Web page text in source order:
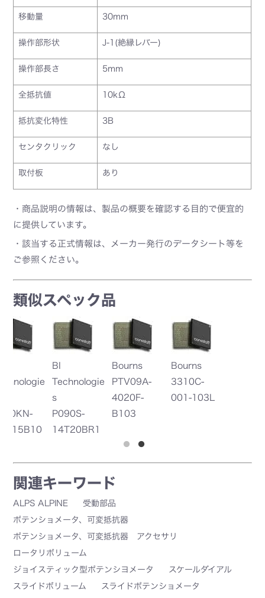
移動量 30mm
操作部形状 J-1(絶縁レバー)
操作部長さ 5mm
全抵抗値 10kΩ
抵抗変化特性 3B
センタクリック なし
取付板 あり
・商品説明の情報は、製品の概要を確認する目的で便宜的
に提供しています。
・該当する正式情報は、メーカー発行のデータシート等を
ご参照ください。
類似スペック品
PTV09A-
B103
3310C-
001-103L
関連キーワード
ALPS ALPINE
受動部品
ポテンショメータ、可変抵抗器
ポテンショメータ、可変抵抗器 アクセサリ
ロータリボリューム
ジョイスティック型ポテンシヨメータ
スケールダイアル
スライドボリューム
スライドポテンショメータ